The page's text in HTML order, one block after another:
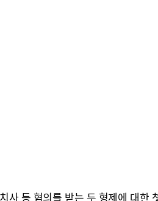
사 등 혐의를 받는 두 형제에 대한